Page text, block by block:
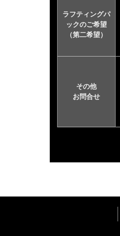
ラフティングパ
ックのご希望
（第二希望）
その他
お問合せ